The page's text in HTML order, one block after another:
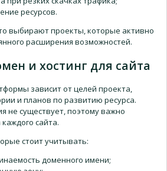
ресурсов.
выбирают проекты, которые активно
расширения возможностей.
и хостинг для сайта
зависит от целей проекта,
и планов по развитию ресурса.
не существует, поэтому важно
сайта.
стоит учитывать:
доменного имени;